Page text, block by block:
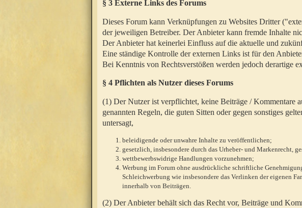
§ 3 Externe Links des Forums
Dieses Forum kann Verknüpfungen zu Websites Dritter
der jeweiligen Betreiber. Der Anbieter kann fremde Inhalte
Der Anbieter hat keinerlei Einfluss auf die aktuelle und
Eine ständige Kontrolle der externen Links ist für den
Bei Kenntnis von Rechtsverstößen werden jedoch derartige
§ 4 Pflichten als Nutzer dieses Forums
(1) Der Nutzer ist verpflichtet, keine Beiträge / Kommentare
genannten Regeln, die guten Sitten oder gegen sonstiges
untersagt,
beleidigende oder unwahre Inhalte zu veröffentlichen;
gesetzlich, insbesondere durch das Urheber- und Markenrecht,
wettbewerbswidrige Handlungen vorzunehmen;
Werbung im Forum ohne ausdrückliche schriftliche
Schleichwerbung wie insbesondere das Verlinken der eigenen
innerhalb von Beiträgen.
(2) Der Anbieter behält sich das Recht vor, Beiträge und